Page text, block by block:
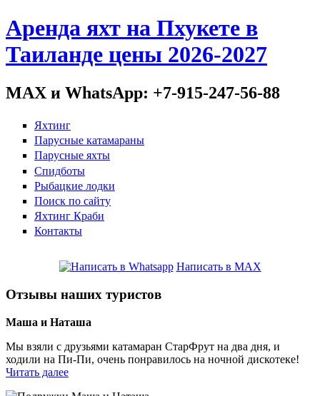
Аренда яхт на Пхукете в
Таиланде цены 2026-2027
MAX и WhatsApp: +7-915-247-56-88
Яхтинг
Парусные катамараны
Парусные яхты
Спидботы
Рыбацкие лодки
Поиск по сайту
Яхтинг Краби
Контакты
Написать в MAX
Отзывы наших туристов
Маша и Наташа
Мы взяли с друзьями катамаран СтарФрут на два дня, и
ходили на Пи-Пи, очень понравилось на ночной дискотеке!
Читать далее